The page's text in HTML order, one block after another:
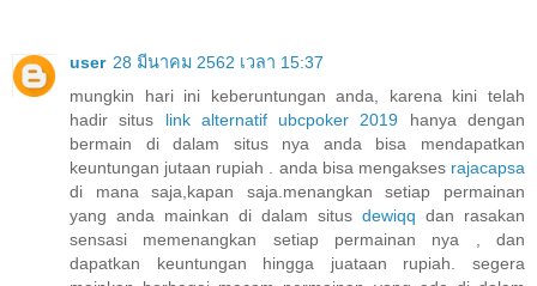
user 28 มีนาคม 2562 เวลา 15:37
mungkin hari ini keberuntungan anda, karena kini telah
hadir situs link alternatif ubcpoker 2019 hanya dengan
bermain di dalam situs nya anda bisa mendapatkan
keuntungan jutaan rupiah . anda bisa mengakses rajacapsa
di mana saja,kapan saja.menangkan setiap permainan
yang anda mainkan di dalam situs dewiqq dan rasakan
sensasi memenangkan setiap permainan nya , dan
dapatkan keuntungan hingga juataan rupiah. segera